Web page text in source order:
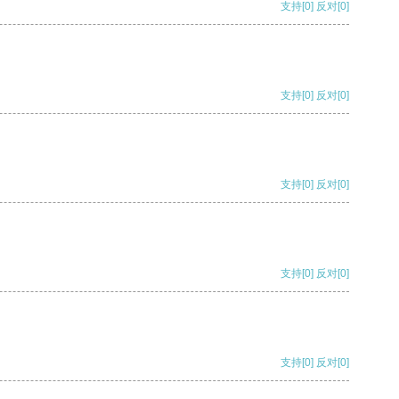
支持[0] 反对[0]
支持[0] 反对[0]
支持[0] 反对[0]
支持[0] 反对[0]
支持[0] 反对[0]